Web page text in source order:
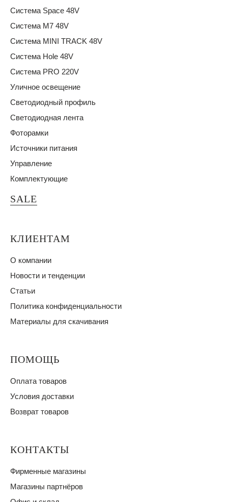
Система Space 48V
Система M7 48V
Система MINI TRACK 48V
Система Hole 48V
Система PRO 220V
Уличное освещение
Светодиодный профиль
Светодиодная лента
Фоторамки
Источники питания
Управление
Комплектующие
SALE
КЛИЕНТАМ
О компании
Новости и тенденции
Статьи
Политика конфиденциальности
Материалы для скачивания
ПОМОЩЬ
Оплата товаров
Условия доставки
Возврат товаров
КОНТАКТЫ
Фирменные магазины
Магазины партнёров